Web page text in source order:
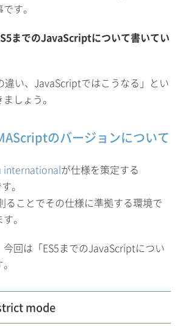
す。
までのJavaScriptについて書いてい
違い、JavaScriptではこうなる」とい
しょう。
のバージョンについて
internationalが仕様を策定する
。
ることでその仕様に準拠する環境で
。
回は「ES5までのJavaScriptについ
mode